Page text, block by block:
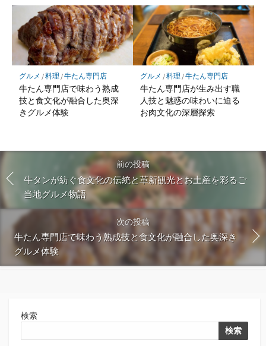
グルメ /料理 /牛たん専門店
牛たん専門店で味わう熟成
技と食文化が融合した奥深
きグルメ体験
グルメ /料理 /牛たん専門店
牛たん専門店が生み出す職
人技と魅惑の味わいに迫る
お肉文化の深層探索
前の投稿
牛タンが紡ぐ食文化の伝統と革新観光とお土産を彩るご
当地グルメ物語
次の投稿
牛たん専門店で味わう熟成技と食文化が融合した奥深き
グルメ体験
検索
検索